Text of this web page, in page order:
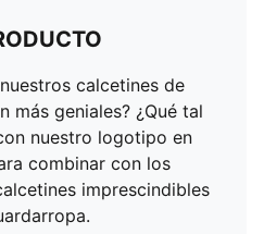
calcetines de
más geniales? ¿Qué tal
nuestro logotipo en
combinar con los
imprescindibles